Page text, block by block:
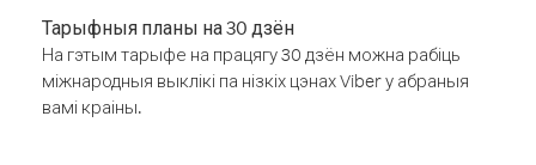
Тарыфныя планы на 30 дзён
На гэтым тарыфе на працягу 30 дзён можна рабіць
міжнародныя выклікі па нізкіх цэнах Viber у абраныя
вамі краіны.